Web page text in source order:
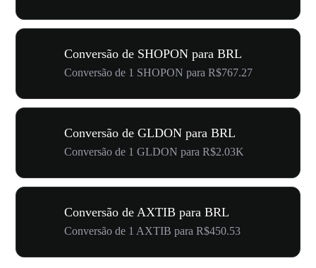
Conversão de SHOPON para BRL
Conversão de 1 SHOPON para R$767.27
Conversão de GLDON para BRL
Conversão de 1 GLDON para R$2.03K
Conversão de AXTIB para BRL
Conversão de 1 AXTIB para R$450.53